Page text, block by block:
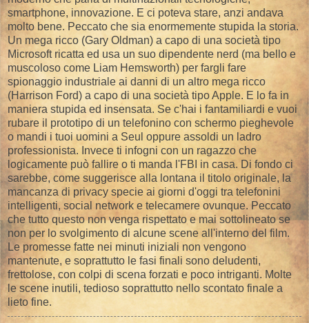
smartphone, innovazione. E ci poteva stare, anzi andava
molto bene. Peccato che sia enormemente stupida la storia.
Un mega ricco (Gary Oldman) a capo di una società tipo
Microsoft ricatta ed usa un suo dipendente nerd (ma bello e
muscoloso come Liam Hemsworth) per fargli fare
spionaggio industriale ai danni di un altro mega ricco
(Harrison Ford) a capo di una società tipo Apple. E lo fa in
maniera stupida ed insensata. Se c'hai i fantamiliardi e vuoi
rubare il prototipo di un telefonino con schermo pieghevole
o mandi i tuoi uomini a Seul oppure assoldi un ladro
professionista. Invece ti infogni con un ragazzo che
logicamente può fallire o ti manda l'FBI in casa. Di fondo ci
sarebbe, come suggerisce alla lontana il titolo originale, la
mancanza di privacy specie ai giorni d'oggi tra telefonini
intelligenti, social network e telecamere ovunque. Peccato
che tutto questo non venga rispettato e mai sottolineato se
non per lo svolgimento di alcune scene all'interno del film.
Le promesse fatte nei minuti iniziali non vengono
mantenute, e soprattutto le fasi finali sono deludenti,
frettolose, con colpi di scena forzati e poco intriganti. Molte
le scene inutili, tedioso soprattutto nello scontato finale a
lieto fine.